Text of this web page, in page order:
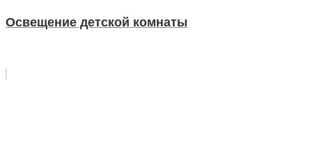
Освещение детской комнаты